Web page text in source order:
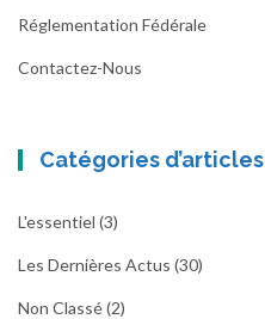
Réglementation Fédérale
Contactez-Nous
Catégories d’articles
L'essentiel (3)
Les Dernières Actus (30)
Non Classé(2)